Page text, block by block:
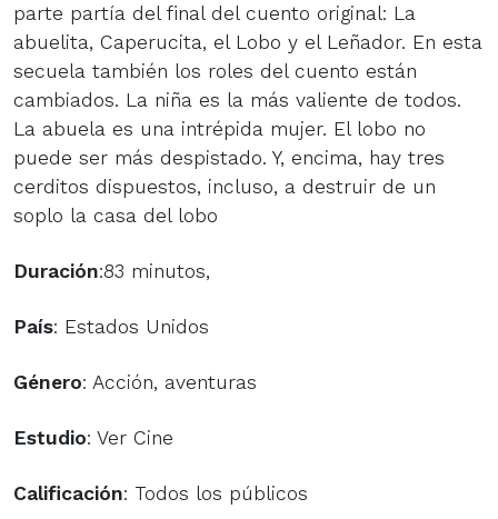
parte partía del final del cuento original: La
abuelita, Caperucita, el Lobo y el Leñador. En esta
secuela también los roles del cuento están
cambiados. La niña es la más valiente de todos.
La abuela es una intrépida mujer. El lobo no
puede ser más despistado. Y, encima, hay tres
cerditos dispuestos, incluso, a destruir de un
soplo la casa del lobo
Duración:83 minutos,
País: Estados Unidos
Género: Acción, aventuras
Estudio: Ver Cine
Calificación: Todos los públicos